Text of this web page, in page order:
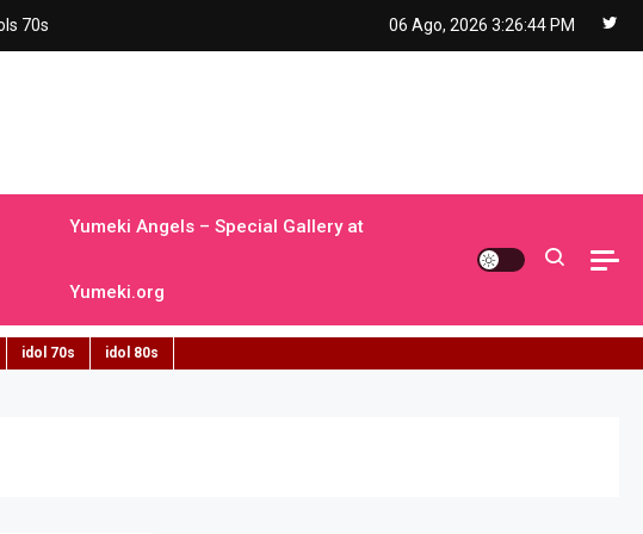
70s 06 Ago, 2026 3:26:45 PM
Yumeki Angels – Special Gallery at
Yumeki.org
idol 70s idol 80s